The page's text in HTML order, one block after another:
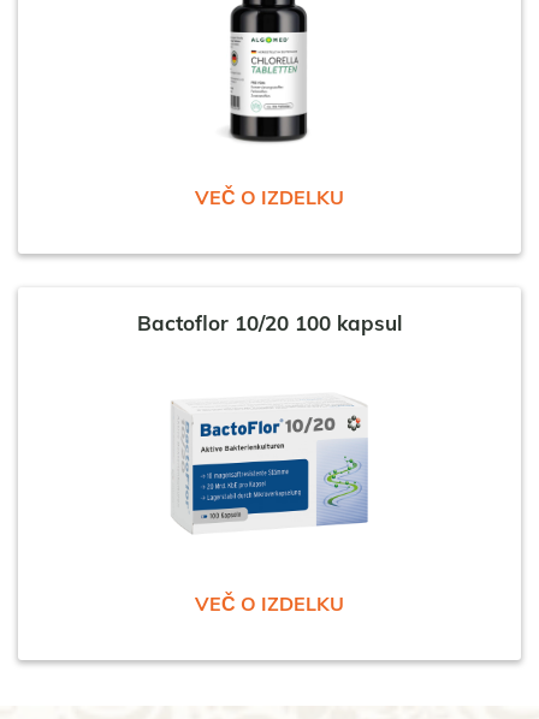
VEČ O IZDELKU
Bactoflor 10/20 100 kapsul
VEČ O IZDELKU